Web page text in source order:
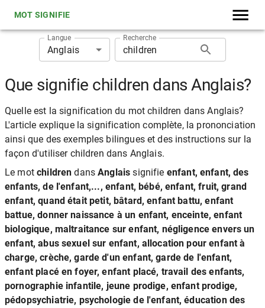
MOT SIGNIFIE
Langue
Anglais
Recherche
Que signifie children dans Anglais?
Quelle est la signification du mot children dans Anglais?
L'article explique la signification complète, la prononciation
ainsi que des exemples bilingues et des instructions sur la
façon d'utiliser children dans Anglais.
Le motchildren dansAnglais signifie enfant, enfant, des
enfants, de l'enfant,..., enfant, bébé, enfant, fruit, grand
enfant, quand était petit, bâtard, enfant battu, enfant
battue, donner naissance à un enfant, enceinte, enfant
biologique, maltraitance sur enfant, négligence envers un
enfant, abus sexuel sur enfant, allocation pour enfant à
charge, crèche, garde d'un enfant, garde de l'enfant,
enfant placé en foyer, enfant placé, travail des enfants,
pornographie infantile, jeune prodige, enfant prodige,
pédopsychiatrie, psychologie de l'enfant, éducation des